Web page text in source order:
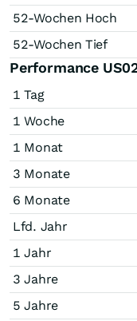
52-Wochen Hoch
52-Wochen Tief
Performance
1 Tag
1 Woche
1 Monat
3 Monate
6 Monate
Lfd. Jahr
1 Jahr
3 Jahre
5 Jahre